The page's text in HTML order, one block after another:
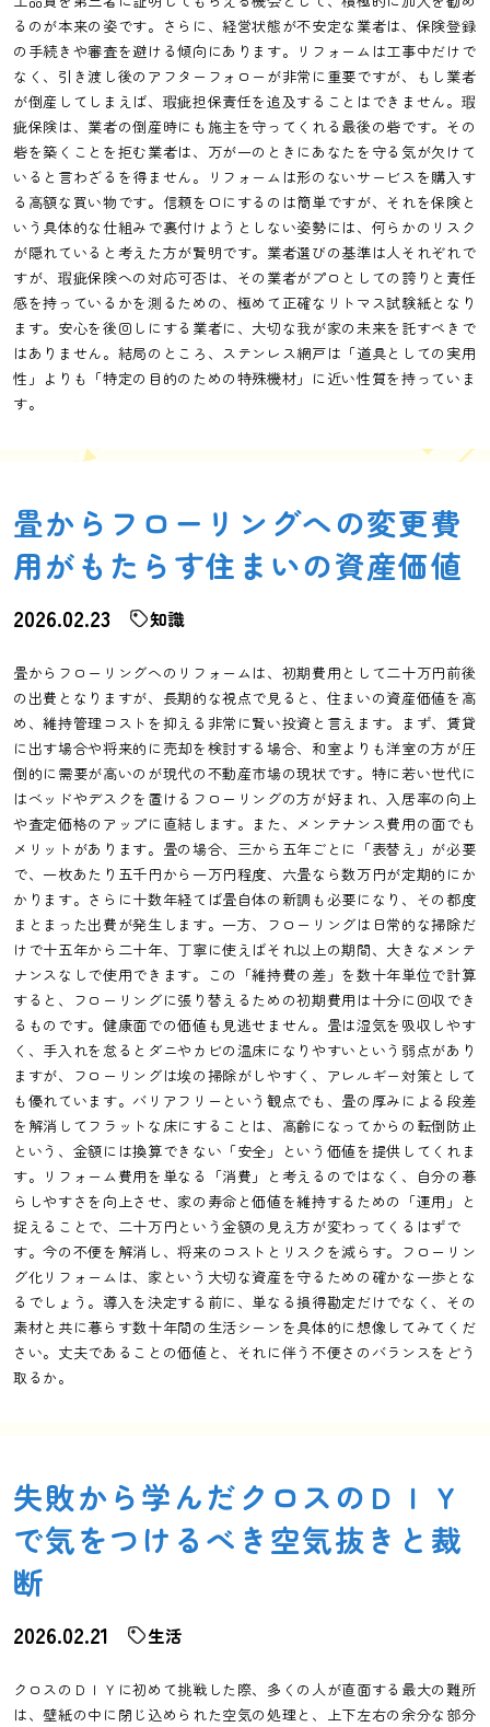
るのが本来の姿です。さらに、経営状態が不安定な業者は、保険登録
の手続きや審査を避ける傾向にあります。リフォームは工事中だけで
なく、引き渡し後のアフターフォローが非常に重要ですが、もし業者
が倒産してしまえば、瑕疵担保責任を追及することはできません。瑕
疵保険は、業者の倒産時にも施主を守ってくれる最後の砦です。その
砦を築くことを拒む業者は、万が一のときにあなたを守る気が欠けて
いると言わざるを得ません。リフォームは形のないサービスを購入す
る高額な買い物です。信頼を口にするのは簡単ですが、それを保険と
いう具体的な仕組みで裏付けようとしない姿勢には、何らかのリスク
が隠れていると考えた方が賢明です。業者選びの基準は人それぞれで
すが、瑕疵保険への対応可否は、その業者がプロとしての誇りと責任
感を持っているかを測るための、極めて正確なリトマス試験紙となり
ます。安心を後回しにする業者に、大切な我が家の未来を託すべきで
はありません。結局のところ、ステンレス網戸は「道具としての実用
性」よりも「特定の目的のための特殊機材」に近い性質を持っていま
す。
畳からフローリングへの変更費
用がもたらす住まいの資産価値
2026.02.23 知識
畳からフローリングへのリフォームは、初期費用として二十万円前後
の出費となりますが、長期的な視点で見ると、住まいの資産価値を高
め、維持管理コストを抑える非常に賢い投資と言えます。まず、賃貸
に出す場合や将来的に売却を検討する場合、和室よりも洋室の方が圧
倒的に需要が高いのが現代の不動産市場の現状です。特に若い世代に
はベッドやデスクを置けるフローリングの方が好まれ、入居率の向上
や査定価格のアップに直結します。また、メンテナンス費用の面でも
メリットがあります。畳の場合、三から五年ごとに「表替え」が必要
で、一枚あたり五千円から一万円程度、六畳なら数万円が定期的にか
かります。さらに十数年経てば畳自体の新調も必要になり、その都度
まとまった出費が発生します。一方、フローリングは日常的な掃除だ
けで十五年から二十年、丁寧に使えばそれ以上の期間、大きなメンテ
ナンスなしで使用できます。この「維持費の差」を数十年単位で計算
すると、フローリングに張り替えるための初期費用は十分に回収でき
るものです。健康面での価値も見逃せません。畳は湿気を吸収しやす
く、手入れを怠るとダニやカビの温床になりやすいという弱点があり
ますが、フローリングは埃の掃除がしやすく、アレルギー対策として
も優れています。バリアフリーという観点でも、畳の厚みによる段差
を解消してフラットな床にすることは、高齢になってからの転倒防止
という、金額には換算できない「安全」という価値を提供してくれま
す。リフォーム費用を単なる「消費」と考えるのではなく、自分の暮
らしやすさを向上させ、家の寿命と価値を維持するための「運用」と
捉えることで、二十万円という金額の見え方が変わってくるはずで
す。今の不便を解消し、将来のコストとリスクを減らす。フローリン
グ化リフォームは、家という大切な資産を守るための確かな一歩とな
るでしょう。導入を決定する前に、単なる損得勘定だけでなく、その
素材と共に暮らす数十年間の生活シーンを具体的に想像してみてくだ
さい。丈夫であることの価値と、それに伴う不便さのバランスをどう
取るか。
失敗から学んだクロスのＤＩＹ
で気をつけるべき空気抜きと裁
断
2026.02.21 生活
クロスのＤＩＹに初めて挑戦した際、多くの人が直面する最大の難所
は、壁紙の中に閉じ込められた空気の処理と、上下左右の余分な部分